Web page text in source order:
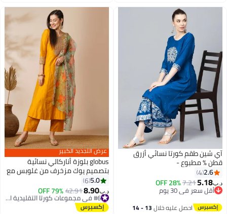
آي شين طقم كورتا نسائي أزرق
قطن % مطبوع -
2.6
4
د.ب‏5.18
7.21
28% OFF
أقل سعر في 30 يوم
أقل سعر في 30 يوم
احصل عليه خلال 13 - 14
عرض التجديد الكبير
globus بلوزة أناركالي نسائية
بتصميم يوك مزخرف من غلوبس مع
بنطال ودوبيتا مجموعة احتفالية
5.0
6
د.ب‏8.90
42.91
79% OFFأقل سعر في 30 يوم